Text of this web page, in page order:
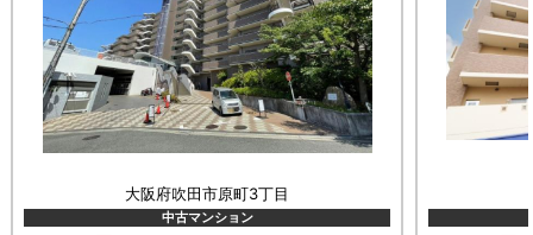
大阪府吹田市原町3丁目
中古マンション